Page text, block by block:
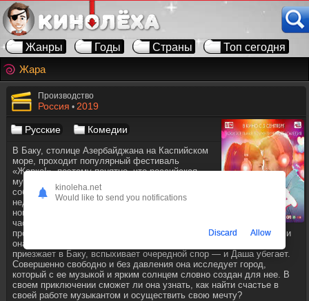
Жанры Годы Страны
Топ сегодня
Жара
Производство
Россия • 2019
Русские Комедии
В Баку, столице Азербайджана на Каспийском
море, проходит популярный фестиваль
«Жарко!», поэтому понятно, что российская
музыкальная сцена не хочет пропустить это
событие. Среди них Даша Стеклова. Она
недавно выиграла шоу талантов и поэтому
новичок в бизнесе. Она очень талантлива, но
часто испытывает неприятности со своим
продюсером из-за того, что он постоянно покровительствует ей, и
она жаждет большей художественной свободы. Когда она
приезжает в Баку, вспыхивает очередной спор — и Даша убегает.
Совершенно свободно и без давления она исследует город,
который с ее музыкой и ярким солнцем словно создан для нее. В
своем приключении сможет ли она узнать, как найти счастье в
своей работе музыкантом и осуществить свою мечту?
kinoleha.net
Would like to send you notifications
Discard Allow